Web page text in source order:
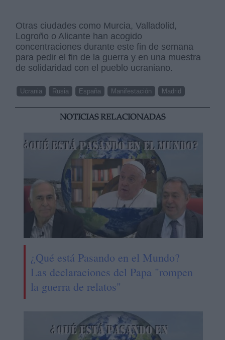
Otras ciudades como Murcia, Valladolid,
Logroño o Alicante han acogido
concentraciones durante este fin de semana
para pedir el fin de la guerra y en una muestra
de solidaridad con el pueblo ucraniano.
Ucrania Rusia España Manifestación Madrid
NOTICIAS RELACIONADAS
¿Qué está Pasando en el Mundo?
Las declaraciones del Papa "rompen
la guerra de relatos"